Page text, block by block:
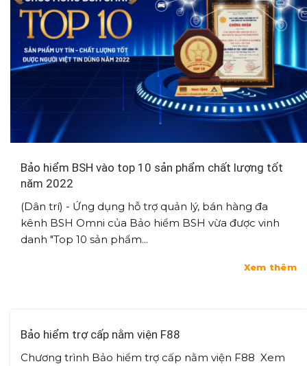
Bảo hiểm BSH vào top 10 sản phẩm chất lượng tốt
năm 2022
(Dân trí) - Ứng dụng hỗ trợ quản lý, bán hàng đa
kênh BSH Omni của Bảo hiểm BSH vừa được vinh
danh "Top 10 sản phẩm...
Xem thêm
Bảo hiểm trợ cấp nằm viện F88
Chương trình Bảo hiểm trợ cấp nằm viện F88 Xem